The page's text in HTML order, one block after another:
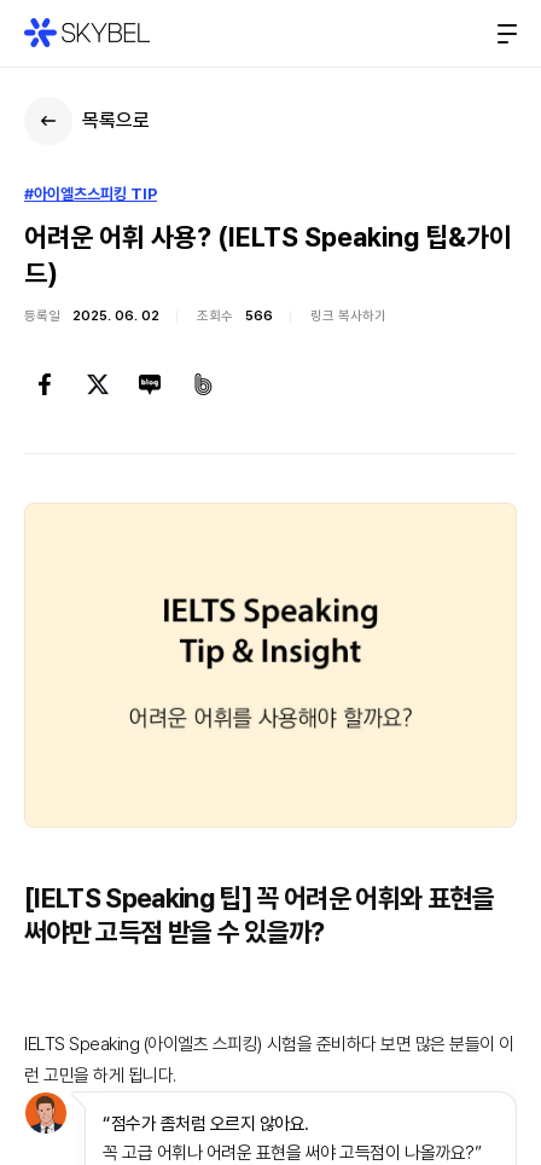
목록으로
#아이엘츠스피킹 TIP
어려운 어휘 사용? (IELTS Speaking 팁&가이
드)
등록일 2025. 06. 02 조회수 566 링크 복사하기
[IELTS Speaking 팁] 꼭 어려운 어휘와 표현을
써야만 고득점 받을 수 있을까?
IELTS Speaking (아이엘츠 스피킹) 시험을 준비하다 보면 많은 분들이 이
런 고민을 하게 됩니다.
“점수가 좀처럼 오르지 않아요.
꼭 고급 어휘나 어려운 표현을 써야 고득점이 나올까요?”